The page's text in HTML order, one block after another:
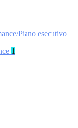
Piano esecutivo
1